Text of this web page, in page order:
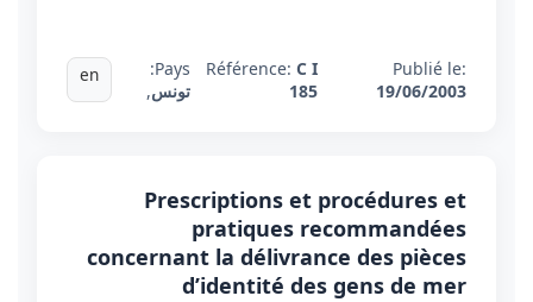
Publié le:
19/06/2003
Référence:C I
185
Pays:
تونس,
en
Prescriptions et procédures et
pratiques recommandées
concernant la délivrance des pièces
d’identité des gens de mer